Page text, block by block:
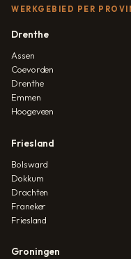
WERKGEBIED PER
Drenthe
Assen
Coevorden
Drenthe
Emmen
Hoogeveen
Friesland
Bolsward
Dokkum
Drachten
Franeker
Friesland
Groningen